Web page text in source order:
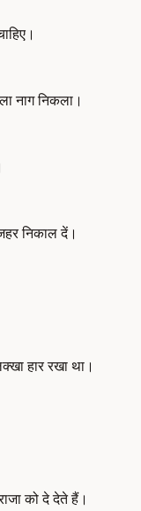
नाग निकला।
निकाल दें।
हार रखा था।
को दे देते हैं।